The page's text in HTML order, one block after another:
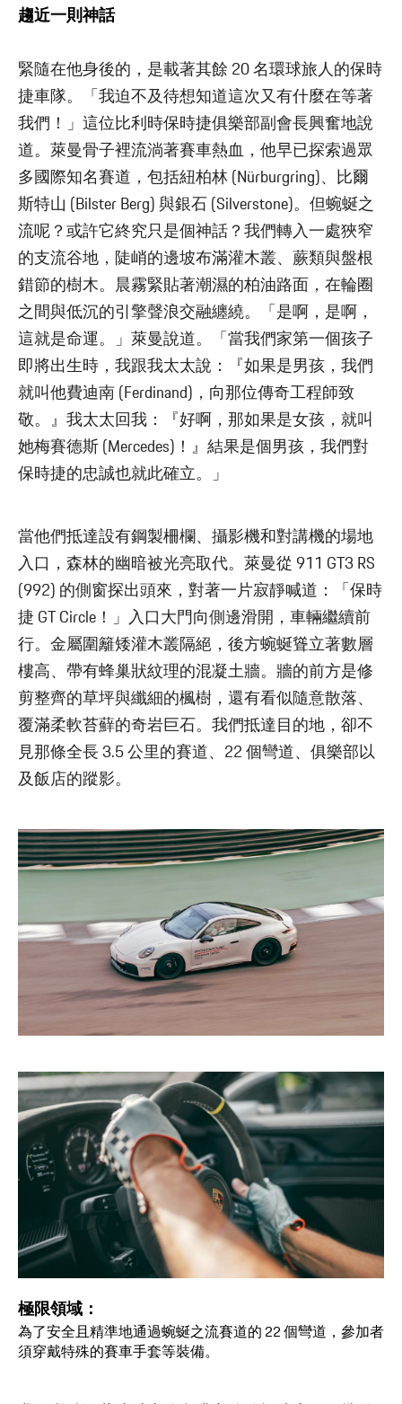
趨近一則神話
緊隨在他身後的，是載著其餘 20 名環球旅人的保時
捷車隊。「我迫不及待想知道這次又有什麼在等著
我們！」這位比利時保時捷俱樂部副會長興奮地說
道。萊曼骨子裡流淌著賽車熱血，他早已探索過眾
多國際知名賽道，包括紐柏林 (Nürburgring)、比爾
斯特山 (Bilster Berg) 與銀石 (Silverstone)。但蜿蜒之
流呢？或許它終究只是個神話？我們轉入一處狹窄
的支流谷地，陡峭的邊坡布滿灌木叢、蕨類與盤根
錯節的樹木。晨霧緊貼著潮濕的柏油路面，在輪圈
之間與低沉的引擎聲浪交融纏繞。「是啊，是啊，
這就是命運。」萊曼說道。「當我們家第一個孩子
即將出生時，我跟我太太說：『如果是男孩，我們
就叫他費迪南 (Ferdinand)，向那位傳奇工程師致
敬。』我太太回我：『好啊，那如果是女孩，就叫
她梅賽德斯 (Mercedes)！』結果是個男孩，我們對
保時捷的忠誠也就此確立。」
當他們抵達設有鋼製柵欄、攝影機和對講機的場地
入口，森林的幽暗被光亮取代。萊曼從 911 GT3 RS
(992) 的側窗探出頭來，對著一片寂靜喊道：「保時
捷 GT Circle！」入口大門向側邊滑開，車輛繼續前
行。金屬圍籬矮灌木叢隔絕，後方蜿蜒聳立著數層
樓高、帶有蜂巢狀紋理的混凝土牆。牆的前方是修
剪整齊的草坪與纖細的楓樹，還有看似隨意散落、
覆滿柔軟苔蘚的奇岩巨石。我們抵達目的地，卻不
見那條全長 3.5 公里的賽道、22 個彎道、俱樂部以
及飯店的蹤影。
極限領域：
為了安全且精準地通過蜿蜒之流賽道的 22 個彎道，參加者
須穿戴特殊的賽車手套等裝備。